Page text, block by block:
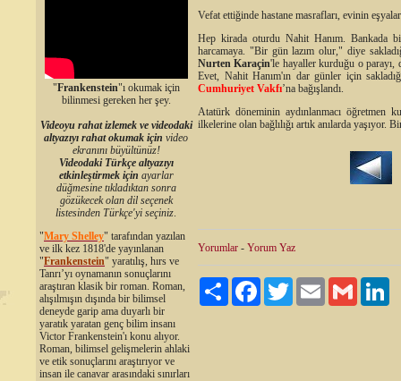
"Frankenstein"ı okumak için
bilinmesi gereken her şey.
Videoyu rahat izlemek ve videodaki
altyazıyı rahat okumak için video
ekranını büyültünüz!
Videodaki Türkçe altyazıyı
etkinleştirmek için ayarlar
düğmesine tıkladıktan sonra
gözükecek olan dil seçenek
listesinden Türkçe'yi seçiniz.
"Mary Shelley" tarafından yazılan
ve ilk kez 1818'de yayınlanan
"Frankenstein" yaratılış, hırs ve
Tanrı’yı oynamanın sonuçlarını
araştıran klasik bir roman. Roman,
alışılmışın dışında bir bilimsel
deneyde garip ama duyarlı bir
yaratık yaratan genç bilim insanı
Victor Frankenstein'ı konu alıyor.
Roman, bilimsel gelişmelerin ahlaki
ve etik sonuçlarını araştırıyor ve
insan ile canavar arasındaki sınırları
Vefat ettiğinde hastane masrafları, evinin
Hep kirada oturdu Nahit Hanım. Bankada
harcamaya. "Bir gün lazım olur," diye
Nurten Karaçin'le hayaller kurduğu o parayı,
Evet, Nahit Hanım'ın dar günler için
Cumhuriyet Vakfı’na bağışlandı.
Atatürk döneminin aydınlanmacı öğretmen
ilkelerine olan bağlılığı artık anılarda yaşıyor.
Yorumlar - Yorum Yaz
Paylaş FacebookTwitter Email Gmail